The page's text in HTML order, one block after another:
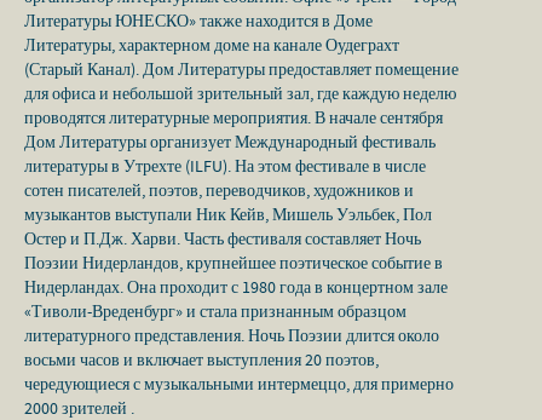
Литературы ЮНЕСКО» также находится в Доме
Литературы, характерном доме на канале Оудеграхт
(Старый Канал). Дом Литературы предоставляет помещение
для офиса и небольшой зрительный зал, где каждую неделю
проводятся литературные мероприятия. В начале сентября
Дом Литературы организует Международный фестиваль
литературы в Утрехте (ILFU). На этом фестивале в числе
сотен писателей, поэтов, переводчиков, художников и
музыкантов выступали Ник Кейв, Мишель Уэльбек, Пол
Остер и П.Дж. Харви. Часть фестиваля составляет Ночь
Поэзии Нидерландов, крупнейшее поэтическое событие в
Нидерландах. Она проходит с 1980 года в концертном зале
«Тиволи-Вреденбург» и стала признанным образцом
литературного представления. Ночь Поэзии длится около
восьми часов и включает выступления 20 поэтов,
чередующиеся с музыкальными интермеццо, для примерно
2000 зрителей .